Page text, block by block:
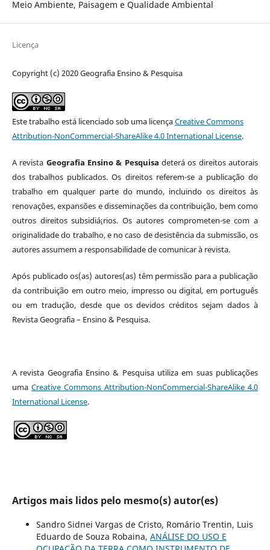
Meio Ambiente, Paisagem e Qualidade Ambiental
Licença
Copyright (c) 2020 Geografia Ensino & Pesquisa
Este trabalho está licenciado sob uma licençaCreative Commons
Attribution-NonCommercial-ShareAlike 4.0 International License.
A revista Geografia Ensino & Pesquisa deterá os direitos autorais
dos trabalhos publicados. Os direitos referem-se a publicação do
trabalho em qualquer parte do mundo, incluindo os direitos às
renovações, expansões e disseminações da contribuição, bem como
outros direitos subsidiá¡rios. Os autores comprometen-se com a
originalidade do trabalho, e no caso de desistência da submissão, os
autores assumem a responsabilidade de comunicar à revista.
Após publicado os(as) autores(as) têm permissão para a publicação
da contribuição em outro meio, impresso ou digital, em português
ou em tradução, desde que os devidos créditos sejam dados à
Revista Geografia – Ensino & Pesquisa.
A revista Geografia Ensino & Pesquisa utiliza em suas publicações
uma Creative Commons Attribution-NonCommercial-ShareAlike 4.0
International License.
Artigos mais lidos pelo mesmo(s) autor(es)
Sandro Sidnei Vargas de Cristo, Romário Trentin, Luis
Eduardo de Souza Robaina, ANÁLISE DO USO E